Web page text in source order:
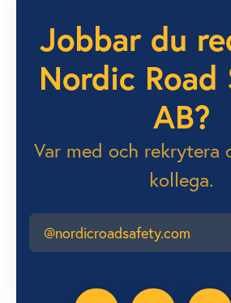
Jobbar du
Nordic
AB?
Var med och rekrytera
kollega.
@nordicroadsafety.com